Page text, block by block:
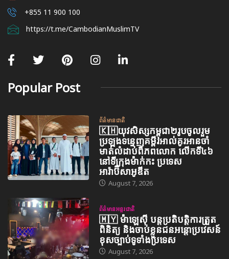
+855 11 900 100
https://t.me/CambodianMuslimTV
Popular Post
ព័ត៌មានជាតិ
🇰🇭យុវសិស្សកម្ពុជា២រូបចូលរួម
ប្រឡងទន្ទេញគម្ពីរអាល់គូរអានចាំ
មាត់លំដាប់ពិភពលោក លើកទី៤៦
នៅទីក្រុងម៉ាក់កះ ប្រទេស
អារ៉ាប៊ីសាអូឌីត
August 7, 2026
ព័ត៌មានអន្តរជាតិ
🇲🇾 ម៉ាឡេស៊ី បន្តប្រតិបត្តិការត្រួត
ពិនិត្យ និងចាប់ខ្លួនជនអន្តោប្រវេសន៍
ខុសច្បាប់ទូទាំងប្រទេស
August 7, 2026